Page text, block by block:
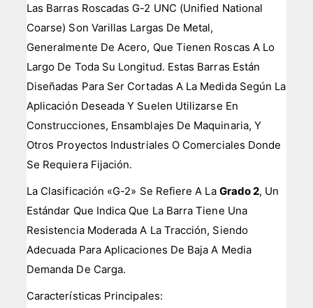
Las Barras Roscadas G-2 UNC (Unified National
Coarse) Son Varillas Largas De Metal,
Generalmente De Acero, Que Tienen Roscas A Lo
Largo De Toda Su Longitud. Estas Barras Están
Diseñadas Para Ser Cortadas A La Medida Según La
Aplicación Deseada Y Suelen Utilizarse En
Construcciones, Ensamblajes De Maquinaria, Y
Otros Proyectos Industriales O Comerciales Donde
Se Requiera Fijación.
La Clasificación «G-2» Se Refiere A La Grado 2, Un
Estándar Que Indica Que La Barra Tiene Una
Resistencia Moderada A La Tracción, Siendo
Adecuada Para Aplicaciones De Baja A Media
Demanda De Carga.
Características Principales: